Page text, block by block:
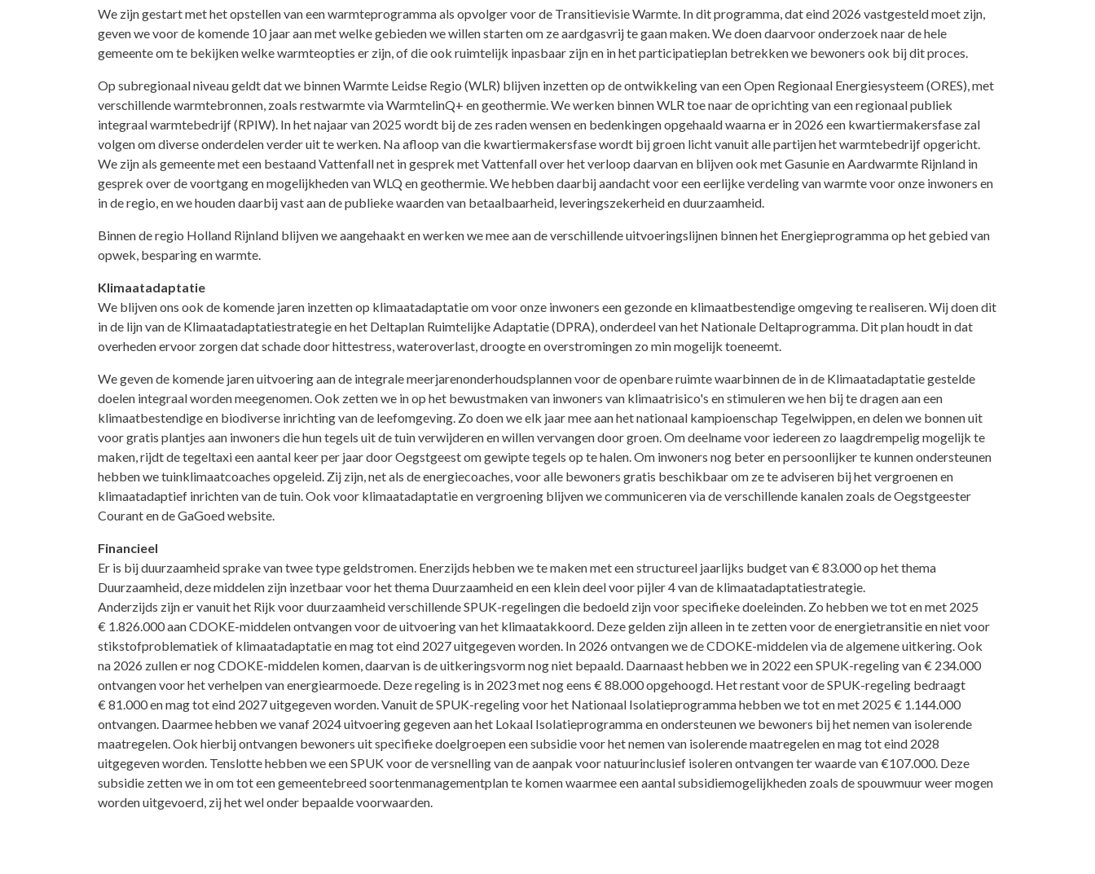
We zijn gestart met het opstellen van een warmteprogramma als opvolger voor de Transitievisie Warmte. In dit programma, dat eind 2026 vastgesteld moet zijn,
geven we voor de komende 10 jaar aan met welke gebieden we willen starten om ze aardgasvrij te gaan maken. We doen daarvoor onderzoek naar de hele
gemeente om te bekijken welke warmteopties er zijn, of die ook ruimtelijk inpasbaar zijn en in het participatieplan betrekken we bewoners ook bij dit proces.
Op subregionaal niveau geldt dat we binnen Warmte Leidse Regio (WLR) blijven inzetten op de ontwikkeling van een Open Regionaal Energiesysteem (ORES), met
verschillende warmtebronnen, zoals restwarmte via WarmtelinQ+ en geothermie. We werken binnen WLR toe naar de oprichting van een regionaal publiek
integraal warmtebedrijf (RPIW). In het najaar van 2025 wordt bij de zes raden wensen en bedenkingen opgehaald waarna er in 2026 een kwartiermakersfase zal
volgen om diverse onderdelen verder uit te werken. Na afloop van die kwartiermakersfase wordt bij groen licht vanuit alle partijen het warmtebedrijf opgericht.
We zijn als gemeente met een bestaand Vattenfall net in gesprek met Vattenfall over het verloop daarvan en blijven ook met Gasunie en Aardwarmte Rijnland in
gesprek over de voortgang en mogelijkheden van WLQ en geothermie. We hebben daarbij aandacht voor een eerlijke verdeling van warmte voor onze inwoners en
in de regio, en we houden daarbij vast aan de publieke waarden van betaalbaarheid, leveringszekerheid en duurzaamheid.
Binnen de regio Holland Rijnland blijven we aangehaakt en werken we mee aan de verschillende uitvoeringslijnen binnen het Energieprogramma op het gebied van
opwek, besparing en warmte.
Klimaatadaptatie
We blijven ons ook de komende jaren inzetten op klimaatadaptatie om voor onze inwoners een gezonde en klimaatbestendige omgeving te realiseren. Wij doen dit
in de lijn van de Klimaatadaptatiestrategie en het Deltaplan Ruimtelijke Adaptatie (DPRA), onderdeel van het Nationale Deltaprogramma. Dit plan houdt in dat
overheden ervoor zorgen dat schade door hittestress, wateroverlast, droogte en overstromingen zo min mogelijk toeneemt.
We geven de komende jaren uitvoering aan de integrale meerjarenonderhoudsplannen voor de openbare ruimte waarbinnen de in de Klimaatadaptatie gestelde
doelen integraal worden meegenomen. Ook zetten we in op het bewustmaken van inwoners van klimaatrisico's en stimuleren we hen bij te dragen aan een
klimaatbestendige en biodiverse inrichting van de leefomgeving. Zo doen we elk jaar mee aan het nationaal kampioenschap Tegelwippen, en delen we bonnen uit
voor gratis plantjes aan inwoners die hun tegels uit de tuin verwijderen en willen vervangen door groen. Om deelname voor iedereen zo laagdrempelig mogelijk te
maken, rijdt de tegeltaxi een aantal keer per jaar door Oegstgeest om gewipte tegels op te halen. Om inwoners nog beter en persoonlijker te kunnen ondersteunen
hebben we tuinklimaatcoaches opgeleid. Zij zijn, net als de energiecoaches, voor alle bewoners gratis beschikbaar om ze te adviseren bij het vergroenen en
klimaatadaptief inrichten van de tuin. Ook voor klimaatadaptatie en vergroening blijven we communiceren via de verschillende kanalen zoals de Oegstgeester
Courant en de GaGoed website.
Financieel
Er is bij duurzaamheid sprake van twee type geldstromen. Enerzijds hebben we te maken met een structureel jaarlijks budget van€83.000 op het thema
Duurzaamheid, deze middelen zijn inzetbaar voor het thema Duurzaamheid en een klein deel voor pijler 4 van de klimaatadaptatiestrategie.
Anderzijds zijn er vanuit het Rijk voor duurzaamheid verschillende SPUK-regelingen die bedoeld zijn voor specifieke doeleinden. Zo hebben we tot en met 2025
€ 1.826.000 aan CDOKE-middelen ontvangen voor de uitvoering van het klimaatakkoord. Deze gelden zijn alleen in te zetten voor de energietransitie en niet voor
stikstofproblematiek of klimaatadaptatie en mag tot eind 2027 uitgegeven worden. In 2026 ontvangen we de CDOKE-middelen via de algemene uitkering. Ook
na 2026 zullen er nog CDOKE-middelen komen, daarvan is de uitkeringsvorm nog niet bepaald. Daarnaast hebben we in 2022 een SPUK-regeling van€ 234.000
ontvangen voor het verhelpen van energiearmoede. Deze regeling is in 2023 met nog eens €88.000 opgehoogd. Het restant voor de SPUK-regeling bedraagt
€ 81.000 en mag tot eind 2027 uitgegeven worden. Vanuit de SPUK-regeling voor het Nationaal Isolatieprogramma hebben we tot en met 2025 € 1.144.000
ontvangen. Daarmee hebben we vanaf 2024 uitvoering gegeven aan het Lokaal Isolatieprogramma en ondersteunen we bewoners bij het nemen van isolerende
maatregelen. Ook hierbij ontvangen bewoners uit specifieke doelgroepen een subsidie voor het nemen van isolerende maatregelen en mag tot eind 2028
uitgegeven worden. Tenslotte hebben we een SPUK voor de versnelling van de aanpak voor natuurinclusief isoleren ontvangen ter waarde van €107.000. Deze
subsidie zetten we in om tot een gemeentebreed soortenmanagementplan te komen waarmee een aantal subsidiemogelijkheden zoals de spouwmuur weer mogen
worden uitgevoerd, zij het wel onder bepaalde voorwaarden.